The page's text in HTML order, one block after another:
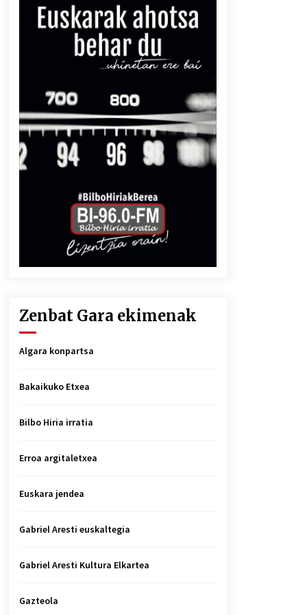
Zenbat Gara ekimenak
Algara konpartsa
Bakaikuko Etxea
Bilbo Hiria irratia
Erroa argitaletxea
Euskara jendea
Gabriel Aresti euskaltegia
Gabriel Aresti Kultura Elkartea
Gazteola